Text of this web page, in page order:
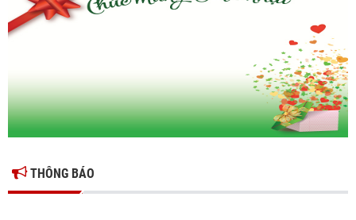
Hiệp hội doanh nghiệp tỉnh Hưng Yên: Cập nhật chính sách thuế mới
THÔNG BÁO